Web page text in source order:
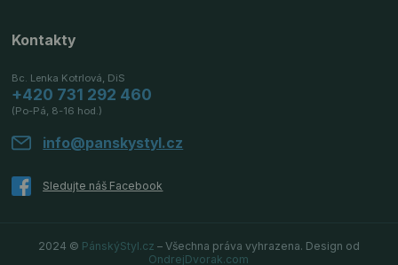
Kontakty
Bc. Lenka Kotrlová, DiS
+420 731 292 460
(Po-Pá, 8-16 hod.)
info@panskystyl.cz
2024 © PánskýStyl.cz – Všechna práva vyhrazena. Design od
OndrejDvorak.com